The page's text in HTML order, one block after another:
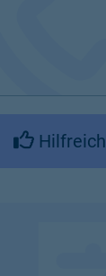
Hilfreich